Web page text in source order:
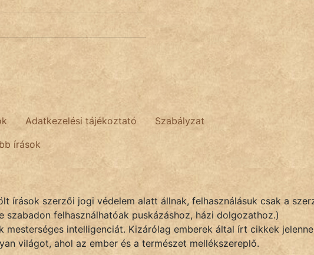
Adatkezelési tájékoztató
Szabályzat
írások
írások szerzői jogi védelem alatt állnak, felhasználásuk csak a
szabadon felhasználhatóak puskázáshoz, házi dolgozathoz.)
mesterséges intelligenciát. Kizárólag emberek által írt cikkek
világot, ahol az ember és a természet mellékszereplő.